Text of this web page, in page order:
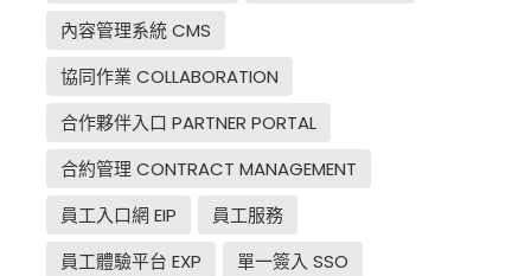
內容管理系統 CMS
協同作業 COLLABORATION
合作夥伴入口 PARTNER PORTAL
合約管理 CONTRACT MANAGEMENT
員工入口網 EIP
員工服務
員工體驗平台 EXP
單一簽入 SSO